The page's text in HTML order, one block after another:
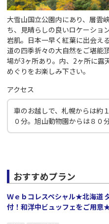
大雪山国立公園内にあり、層雲
ち、見晴らしの良いロケーショ
岩肌。日本一早く紅葉に出会え
道の四季折々の大自然をご堪能
場が3ヶ所あり。内、2ヶ所に露
めぐりをお楽しみ下さい。
アクセス
車のお越しで、札幌からは約
０分。旭山動物園からは８０分
おすすめプラン
Ｗｅｂコレスペシャル★北海道
付！和洋中ビュッフェをご用